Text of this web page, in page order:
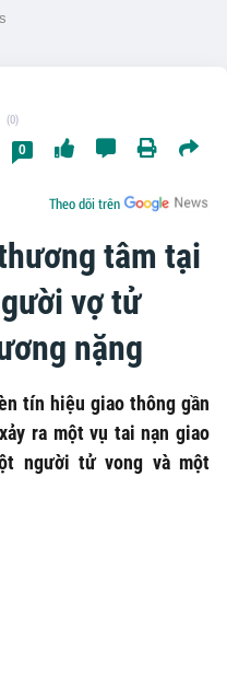
tâm tại
vợ tử
nặng
tín hiệu giao thông gần
ra một vụ tai nạn giao
người tử vong và một
(0)
0
Theo dõi trên